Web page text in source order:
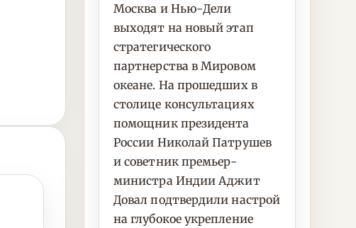
Москва и Нью-Дели
выходят на новый этап
стратегического
партнерства в Мировом
океане. На прошедших в
столице консультациях
помощник президента
России Николай Патрушев
и советник премьер-
министра Индии Аджит
Довал подтвердили настрой
на глубокое укрепление